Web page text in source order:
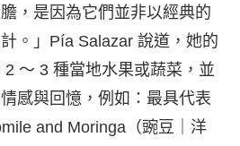
，是因為它們並非以經典的
。」Pía Salazar 說道，她的
～ 3 種當地水果或蔬菜，並
感與回憶，例如：最具代表
and Moringa（豌豆｜洋